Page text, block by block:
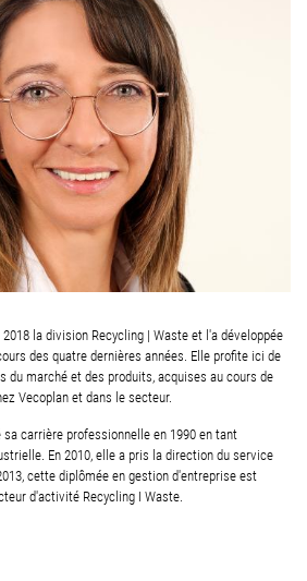
la division Recycling | Waste et l'a développée
des quatre dernières années. Elle profite ici de
du marché et des produits, acquises au cours de
Vecoplan et dans le secteur.
carrière professionnelle en 1990 en tant
En 2010, elle a pris la direction du service
cette diplômée en gestion d'entreprise est
d'activité Recycling I Waste.